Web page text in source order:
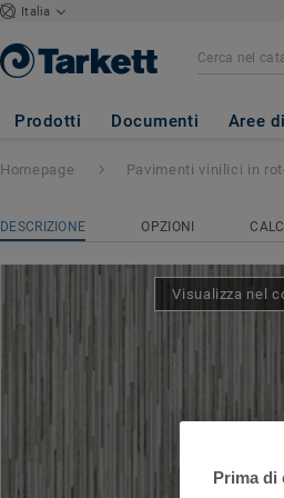
Italia
Prodotti Documenti Aree
Iconik 260 - Slim
Homepage Pavimenti vinilici in
DESCRIZIONE OPZIONI
Visualizza nel
Prima di